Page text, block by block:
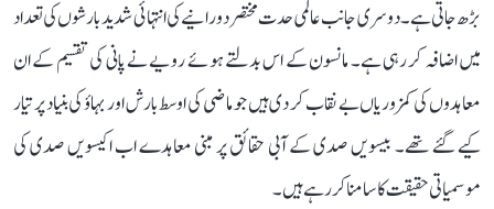
بڑھ جاتی ہے۔ دوسری جانب عالمی حدت مختصر دورانیے کی انتہائی شدید بارشوں کی تعداد
میں اضافہ کر رہی ہے۔ مانسون کے اس بدلتے ہوئے رویے نے پانی کی تقسیم کے ان
معاہدوں کی کمزوریاں بے نقاب کر دی ہیں جو ماضی کی اوسط بارش اور بہاؤ کی بنیاد پر تیار
کیے گئے تھے۔ بیسویں صدی کے آبی حقائق پر مبنی معاہدے اب اکیسویں صدی کی
موسمیاتی حقیقت کا سامنا کر رہے ہیں۔